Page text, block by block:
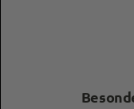
anders